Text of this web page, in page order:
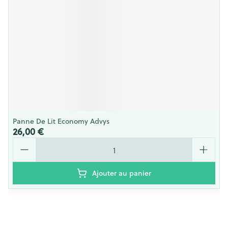
Panne De Lit Economy Advys
26,00 €
Quantité
Ajouter au panier